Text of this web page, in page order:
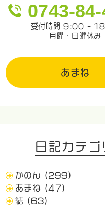
0743-
受付時間 9:00 -
月曜・日曜休み
あまね
日記カテゴ
かのん
(299)
あまね
(47)
結 (63)